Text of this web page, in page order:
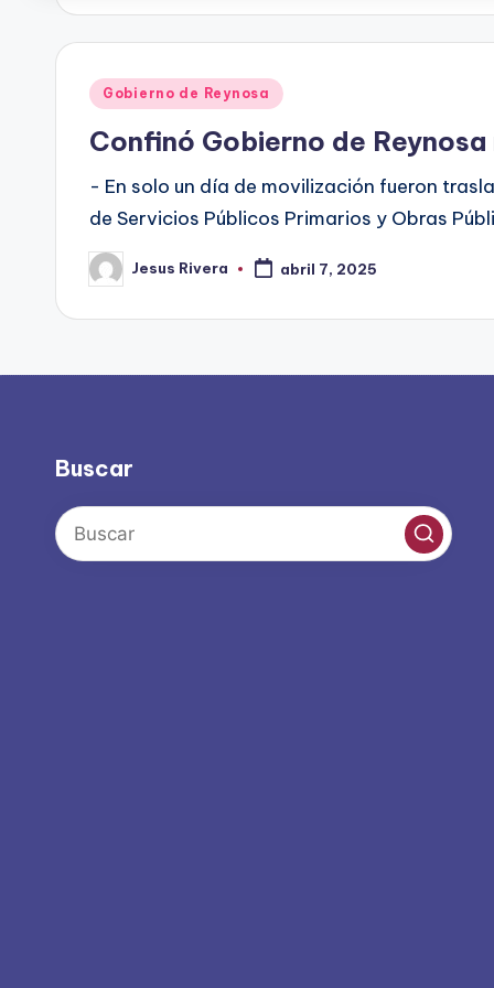
Publicado
Gobierno de Reynosa
Confinó Gobierno de
- En solo un día de movilización fueron
de Servicios Públicos Primarios y Obras
Publicado
por
Jesus Rivera abril 7, 2025
Buscar